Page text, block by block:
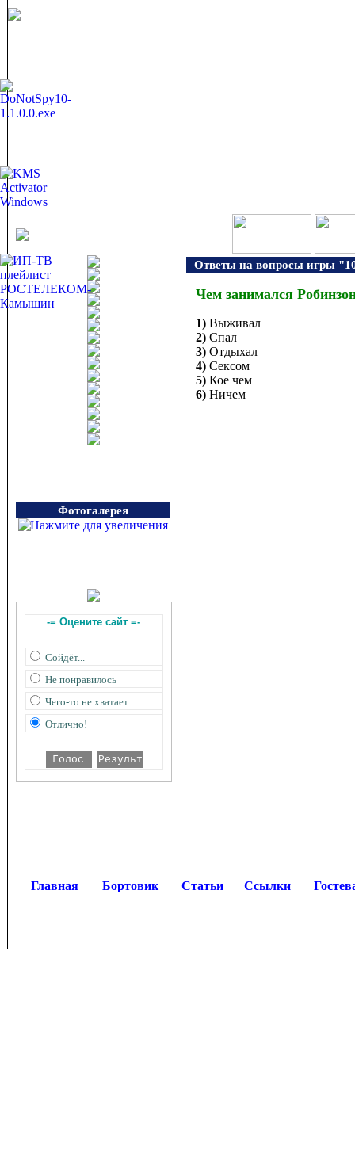
Фотогалерея
-= Оцените сайт =-
Сойдёт...
Не понравилось
Чего-то не хватает
Отлично!
Ответы на вопросы игры
Чем занимался
1) Выживал
2) Спал
3) Отдыхал
4) Сексом
5) Кое чем
6) Ничем
Главная Бортовик Статьи Ссылки